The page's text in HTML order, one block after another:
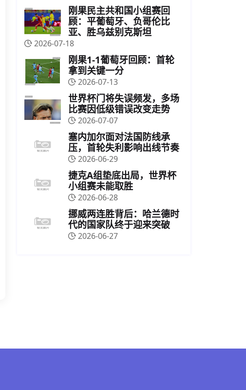
刚果民主共和国小组赛回
顾：平葡萄牙、负哥伦比
亚、胜乌兹别克斯坦
2026-07-18
刚果1-1葡萄牙回顾：首轮
拿到关键一分
2026-07-13
世界杯门将失误频发，多场
比赛因低级错误改变走势
2026-07-07
塞内加尔面对法国防线承
压，首轮失利影响出线节奏
2026-06-29
捷克A组垫底出局，世界杯
小组赛未能取胜
2026-06-28
挪威两连胜背后：哈兰德时
代的国家队终于迎来突破
2026-06-27